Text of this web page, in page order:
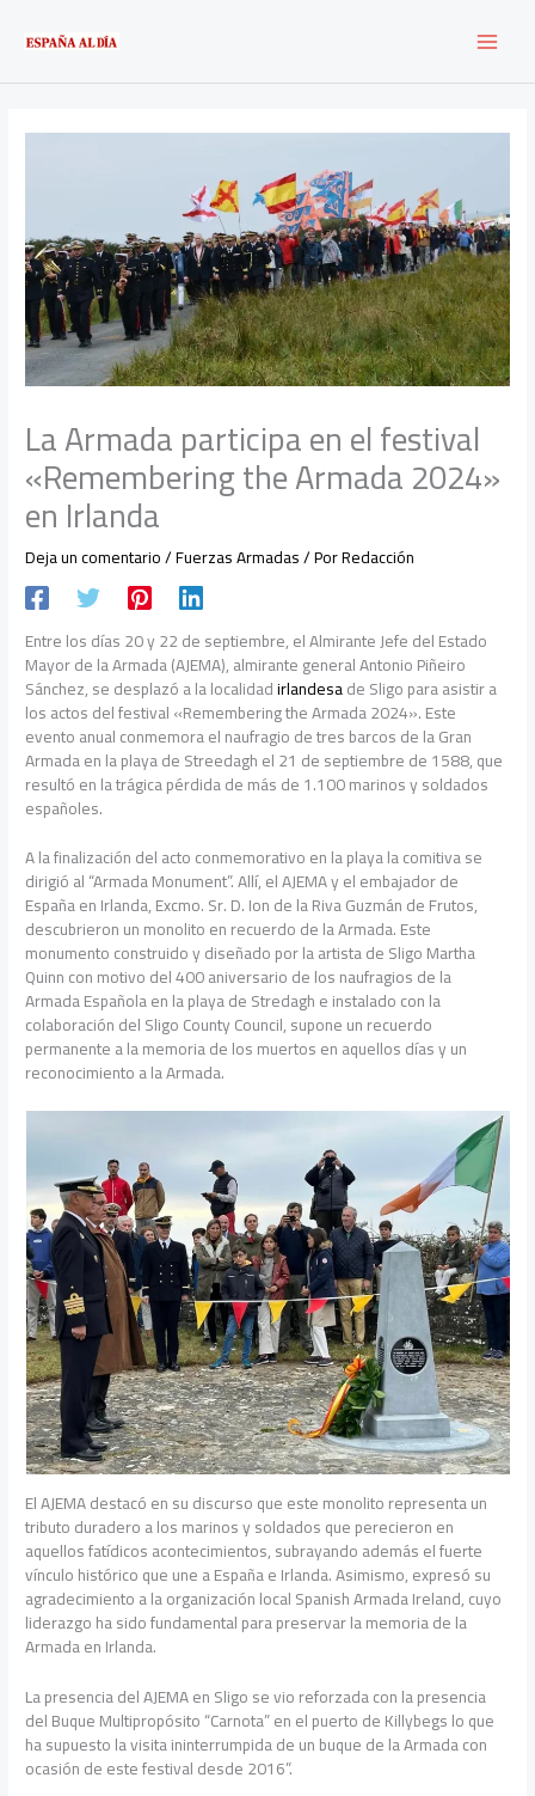
contenido
La Armada participa en el festival
«Remembering the Armada 2024»
en Irlanda
Deja un comentario/Fuerzas Armadas/ PorRedacción
Entre los días 20 y 22 de septiembre, el Almirante Jefe del Estado
Mayor de la Armada (AJEMA), almirante general Antonio Piñeiro
Sánchez, se desplazó a la localidadirlandesade Sligo para asistir a
los actos del festival «Remembering the Armada 2024». Este
evento anual conmemora el naufragio de tres barcos de la Gran
Armada en la playa de Streedagh el 21 de septiembre de 1588, que
resultó en la trágica pérdida de más de 1.100 marinos y soldados
españoles.
A la finalización del acto conmemorativo en la playa la comitiva se
dirigió al “Armada Monument”. Allí, el AJEMA y el embajador de
España en Irlanda, Excmo. Sr. D. Ion de la Riva Guzmán de Frutos,
descubrieron un monolito en recuerdo de la Armada. Este
monumento construido y diseñado por la artista de Sligo Martha
Quinn con motivo del 400 aniversario de los naufragios de la
Armada Española en la playa de Stredagh e instalado con la
colaboración del Sligo County Council, supone un recuerdo
permanente a la memoria de los muertos en aquellos días y un
reconocimiento a la Armada.
El AJEMA destacó en su discurso que este monolito representa un
tributo duradero a los marinos y soldados que perecieron en
aquellos fatídicos acontecimientos, subrayando además el fuerte
vínculo histórico que une a España e Irlanda. Asimismo, expresó su
agradecimiento a la organización local Spanish Armada Ireland, cuyo
liderazgo ha sido fundamental para preservar la memoria de la
Armada en Irlanda.
La presencia del AJEMA en Sligo se vio reforzada con la presencia
del Buque Multipropósito “Carnota” en el puerto de Killybegs lo que
ha supuesto la visita ininterrumpida de un buque de la Armada con
ocasión de este festival desde 2016”.